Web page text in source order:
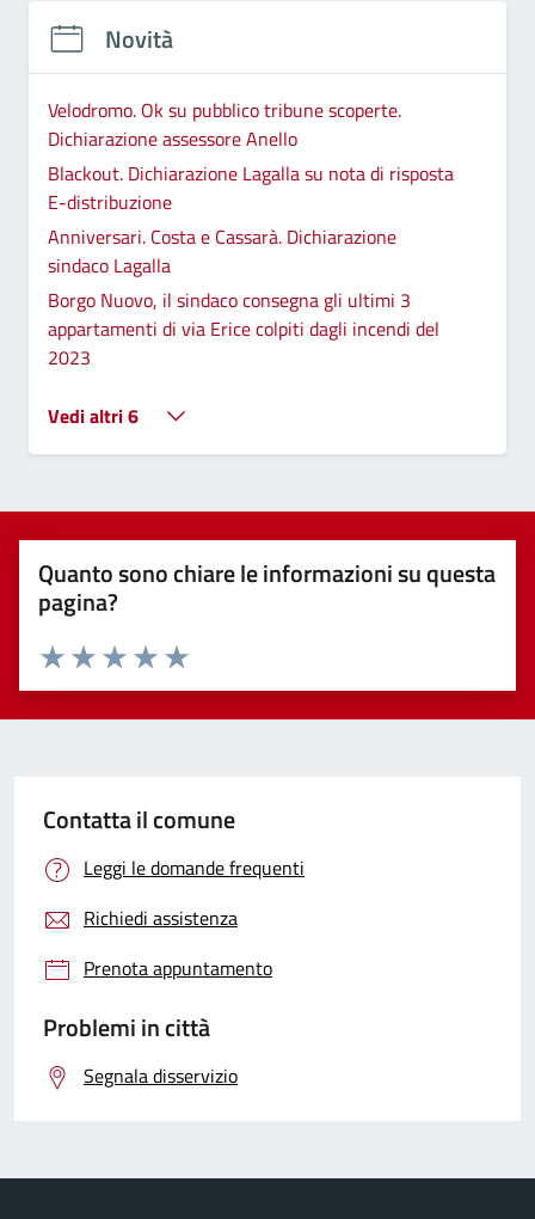
Novità
Velodromo. Ok su pubblico tribune scoperte.
Dichiarazione assessore Anello
Blackout. Dichiarazione Lagalla su nota di risposta
E-distribuzione
Anniversari. Costa e Cassarà. Dichiarazione
sindaco Lagalla
Borgo Nuovo, il sindaco consegna gli ultimi 3
appartamenti di via Erice colpiti dagli incendi del
2023
Vedi altri 6
Quanto sono chiare le informazioni su questa
pagina?
Valuta 5 stelle su 5
Valuta 4 stelle su 5
Valuta 3 stelle su 5
Valuta 2 stelle su 5
Valuta 1 stelle su 5
Contatta il comune
Leggi le domande frequenti
Richiedi assistenza
Prenota appuntamento
Problemi in città
Segnala disservizio